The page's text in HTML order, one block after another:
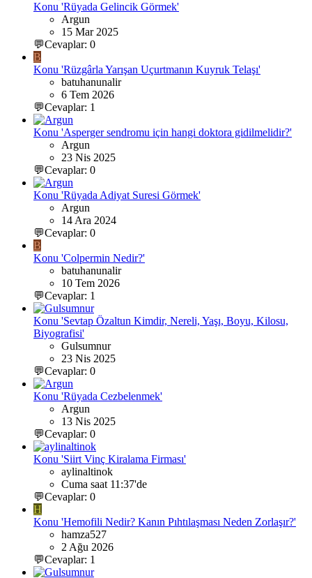
Konu 'Rüyada Gelincik Görmek'
Argun
15 Mar 2025
💬Cevaplar: 0
B
Konu 'Rüzgârla Yarışan Uçurtmanın Kuyruk Telaşı'
batuhanunalir
6 Tem 2026
💬Cevaplar: 1
Konu 'Asperger sendromu için hangi doktora gidilmelidir?'
Argun
23 Nis 2025
💬Cevaplar: 0
Konu 'Rüyada Adiyat Suresi Görmek'
Argun
14 Ara 2024
💬Cevaplar: 0
B
Konu 'Colpermin Nedir?'
batuhanunalir
10 Tem 2026
💬Cevaplar: 1
Konu 'Sevtap Özaltun Kimdir, Nereli, Yaşı, Boyu, Kilosu,
Biyografisi'
Gulsumnur
23 Nis 2025
💬Cevaplar: 0
Konu 'Rüyada Cezbelenmek'
Argun
13 Nis 2025
💬Cevaplar: 0
Konu 'Siirt Vinç Kiralama Firması'
aylinaltinok
Cuma saat 11:37'de
💬Cevaplar: 0
H
Konu 'Hemofili Nedir? Kanın Pıhtılaşması Neden Zorlaşır?'
hamza527
2 Ağu 2026
💬Cevaplar: 1